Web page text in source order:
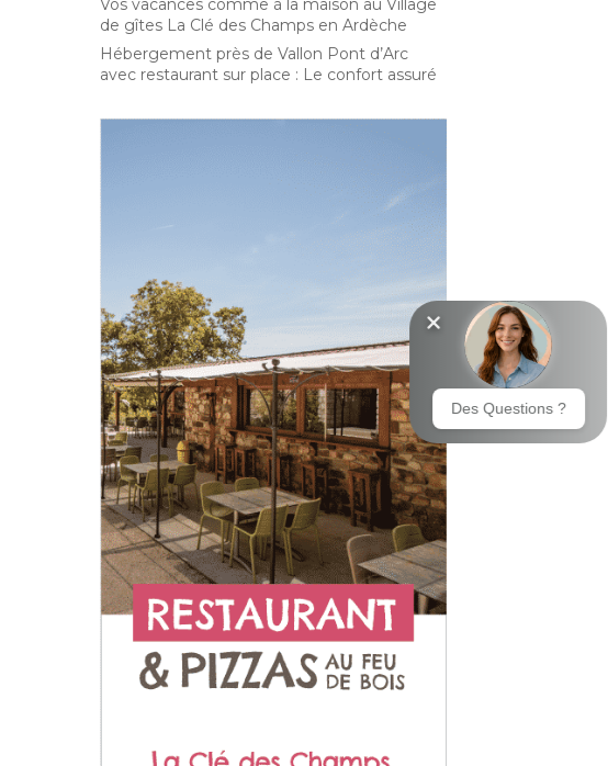
Vos vacances comme à la maison au Village
de gîtes La Clé des Champs en Ardèche
Hébergement près de Vallon Pont d’Arc
avec restaurant sur place : Le confort assuré